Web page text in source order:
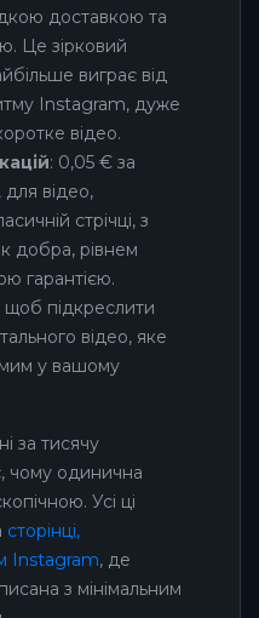
доставкою та
Це зірковий
виграє від
Instagram, дуже
відео.
: 0,05 € за
для відео,
стрічці, з
добра, рівнем
гарантією.
щоб підкреслити
відео, яке
у вашому
за тисячу
чому одинична
Усі ці
сторінці,
Instagram, де
з мінімальним